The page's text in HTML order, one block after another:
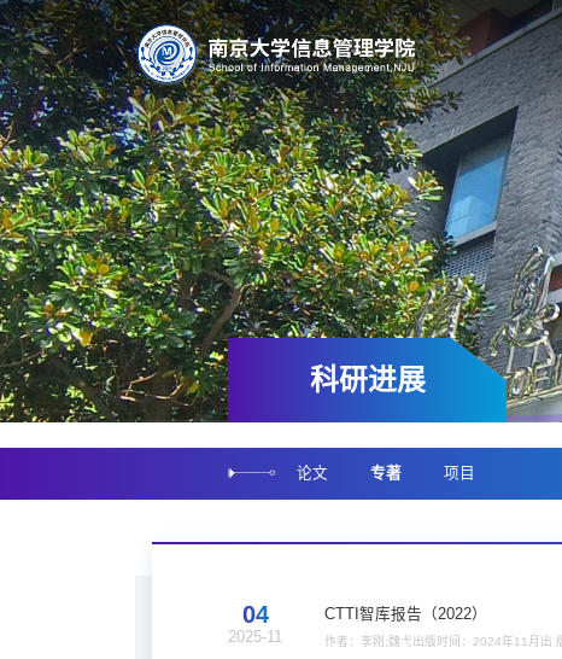
科研进展
论文 专著 项目
04
2025-11
CTTI智库报告（2022）
作者：李刚;魏弋出版时间：2024年11月出